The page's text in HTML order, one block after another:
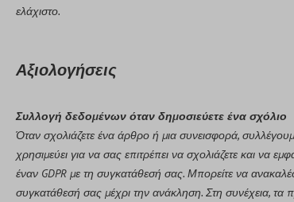
ελάχιστο.
Αξιολογήσεις
Συλλογή δεδομένων όταν δημοσιεύετε ένα σχόλιο
Όταν σχολιάζετε ένα άρθρο ή μια συνεισφορά,
χρησιμεύει για να σας επιτρέπει να σχολιάζετε και να
έναν GDPR με τη συγκατάθεσή σας. Μπορείτε να
συγκατάθεσή σας μέχρι την ανάκληση. Στη συνέχεια,